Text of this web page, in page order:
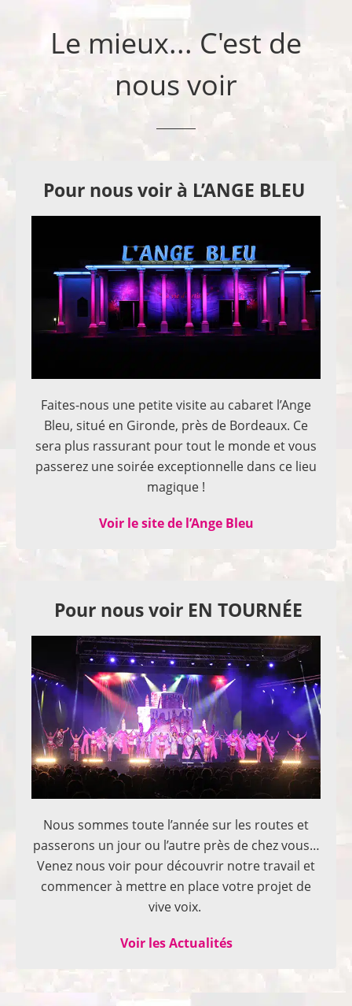
Le mieux... C'est de
nous voir
Pour nous voir à L’ANGE BLEU
Faites-nous une petite visite au cabaret l’Ange
Bleu, situé en Gironde, près de Bordeaux. Ce
sera plus rassurant pour tout le monde et vous
passerez une soirée exceptionnelle dans ce lieu
magique !
Voir le site de l’Ange Bleu
Pour nous voir EN TOURNÉE
Nous sommes toute l’année sur les routes et
passerons un jour ou l’autre près de chez vous…
Venez nous voir pour découvrir notre travail et
commencer à mettre en place votre projet de
vive voix.
Voir les Actualités